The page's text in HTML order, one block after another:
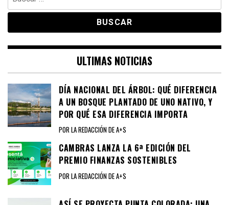
ULTIMAS NOTICIAS
DÍA NACIONAL DEL ÁRBOL: QUÉ DIFERENCIA
A UN BOSQUE PLANTADO DE UNO NATIVO, Y
POR QUÉ ESA DIFERENCIA IMPORTA
POR LA REDACCIÓN DE A+S
CAMBRAS LANZA LA 6ª EDICIÓN DEL
PREMIO FINANZAS SOSTENIBLES
POR LA REDACCIÓN DE A+S